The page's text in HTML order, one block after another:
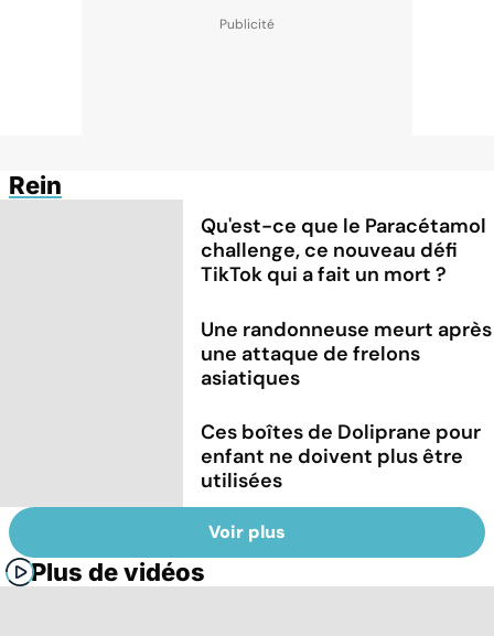
Rein
Qu'est-ce que le Paracétamol
challenge, ce nouveau défi
TikTok qui a fait un mort ?
Une randonneuse meurt après
une attaque de frelons
asiatiques
Ces boîtes de Doliprane pour
enfant ne doivent plus être
utilisées
Voir plus
Plus de vidéos